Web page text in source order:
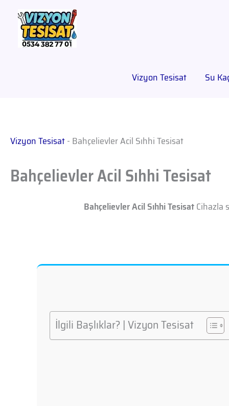
Vizyon Tesisat Su
Vizyon Tesisat- Bahçelievler Acil Sıhhi Tesisat
Bahçelievler Acil Sıhhi Tesisat
Bahçelievler Acil Sıhhi TesisatCihazla
İlgili Başlıklar? | Vizyon Tesisat